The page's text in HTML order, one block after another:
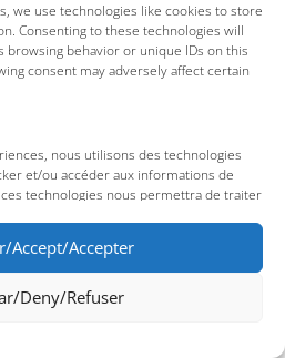
we use technologies like cookies to store
Consenting to these technologies will
browsing behavior or unique IDs on this
consent may adversely affect certain
nous utilisons des technologies
et/ou accéder aux informations de
ces technologies nous permettra de traiter
pas consentir ou de retirer son
négatif sur certaines fonctionnalités et
Accept/Accepter
Deny/Refuser